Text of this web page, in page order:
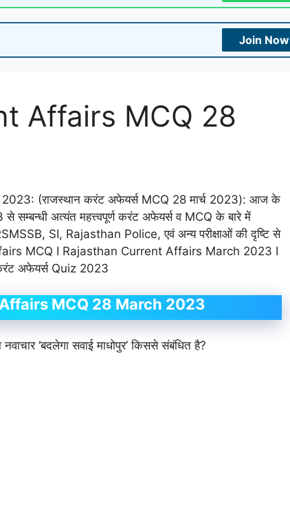
Join Now
Affairs MCQ 28
(राजस्थान करंट अफेयर्स MCQ 28 मार्च 2023): आज के
सम्बन्धी अत्यंत महत्त्वपूर्ण करंट अफेयर्स व MCQ के बारे में
SI, Rajasthan Police, एवं अन्य परीक्षाओं की दृष्टि से
MCQ I Rajasthan Current Affairs March 2023 I
अफेयर्स Quiz 2023
MCQ 28 March 2023
‘बदलेगा सवाई माधोपुर’ किससे संबंधित है?